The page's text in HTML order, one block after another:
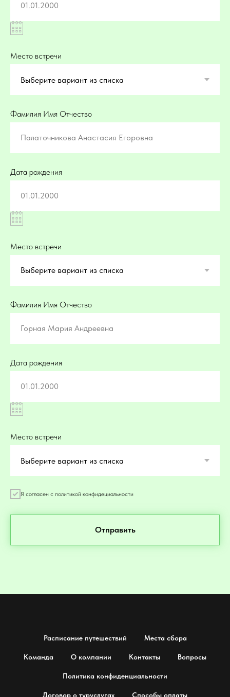
01.01.2000
Место встречи
Фамилия Имя Отчество
Палаточникова Анастасия Егоровна
Дата рождения
01.01.2000
Место встречи
Фамилия Имя Отчество
Горная Мария Андреевна
Дата рождения
01.01.2000
Место встречи
Я согласен с политикой конфидециальности
Отправить
Расписание путешествий Места сбора
Команда О компании Контакты Вопросы
Политика конфиденциальности
Договор о туруслугах Способы оплаты